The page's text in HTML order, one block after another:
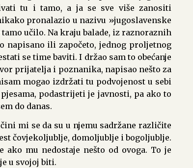
tu i tamo, a ja se sve više zanositi
pronalazio u nazivu »jugoslavenske
učilo. Na kraju balade, iz raznoraznih
napisano ili započeto, jednog proljetnog
se time baviti. I držao sam to obećanje
prijatelja i poznanika, napisao nešto za
mogao izdržati tu podvojenost u sebi
podastrijeti je javnosti, pa ako to
do danas.
mi se da su u njemu sadržane različite
čovjekoljublje, domoljublje i bogoljublje.
mu nedostaje nešto od ovoga. To je
u svojoj biti.